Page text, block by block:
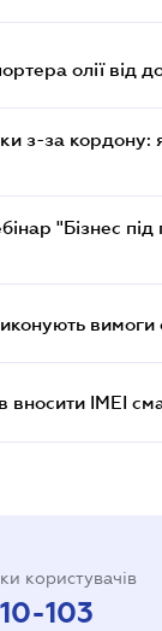
олії від
з-за кордону:
"Бізнес
вимоги
вносити IMEI
користувачів
103